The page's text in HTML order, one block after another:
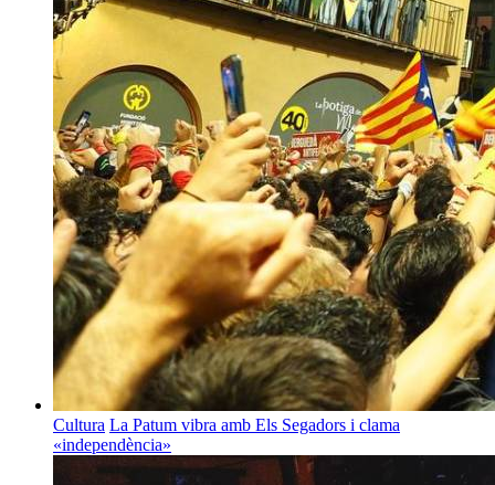
Cultura La Patum vibra amb Els Segadors i clama
«independència»